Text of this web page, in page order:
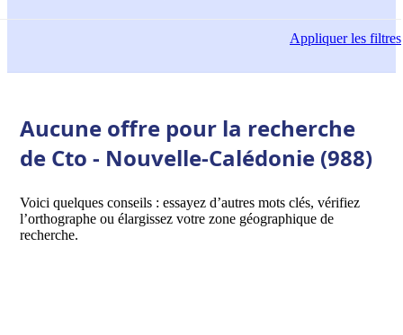
Appliquerles filtres
Aucune offre pour la recherche
de Cto - Nouvelle-Calédonie (988)
Voici quelques conseils : essayez d’autres mots clés, vérifiez
l’orthographe ou élargissez votre zone géographique de
recherche.